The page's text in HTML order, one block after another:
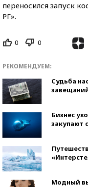
переносился запуск
РГ».
0 0
РЕКОМЕНДУЕМ:
Судьба
Бизнес
закупают
Модный